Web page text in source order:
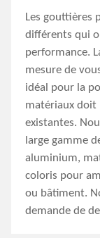
Les gouttières
différents qui
performance.
mesure de
idéal pour la
matériaux doit
existantes.
large gamme
aluminium,
coloris pour
ou bâtiment.
demande de